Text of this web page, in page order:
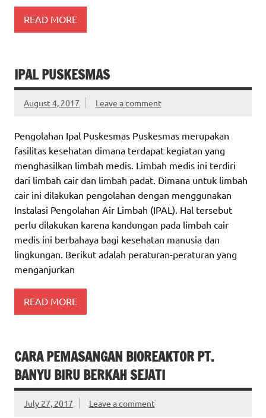
READ MORE
IPAL PUSKESMAS
August 4, 2017 Leave a comment
Pengolahan Ipal Puskesmas Puskesmas merupakan
fasilitas kesehatan dimana terdapat kegiatan yang
menghasilkan limbah medis. Limbah medis ini terdiri
dari limbah cair dan limbah padat. Dimana untuk limbah
cair ini dilakukan pengolahan dengan menggunakan
Instalasi Pengolahan Air Limbah (IPAL). Hal tersebut
perlu dilakukan karena kandungan pada limbah cair
medis ini berbahaya bagi kesehatan manusia dan
lingkungan. Berikut adalah peraturan-peraturan yang
menganjurkan
READ MORE
CARA PEMASANGAN BIOREAKTOR PT.
BANYU BIRU BERKAH SEJATI
July 27, 2017 Leave a comment